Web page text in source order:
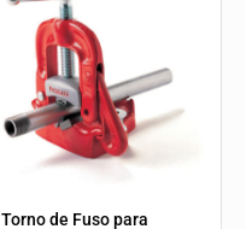
Torno de Fuso para